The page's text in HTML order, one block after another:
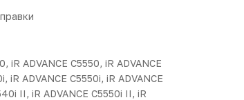
iR ADVANCE C5550, iR ADVANCE
iR ADVANCE C5550i, iR ADVANCE
II, iR ADVANCE C5550i II, iR